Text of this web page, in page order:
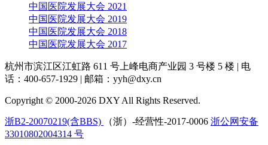
中国医院发展大会 2021
中国医院发展大会 2019
中国医院发展大会 2018
中国医院发展大会 2017
杭州市滨江区江虹路 611 号上峰电商产业园 3 号楼 5 楼 | 电
话：400-657-1929 | 邮箱：yyh@dxy.cn
Copyright © 2000-2026 DXY All Rights Reserved.
浙B2-20070219(含BBS) （浙）-经营性-2017-0006 浙公网安备
33010802004314 号